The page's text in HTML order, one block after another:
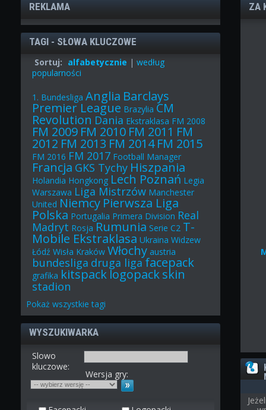
REKLAMA
TAGI - SŁOWA KLUCZOWE
Sortuj: alfabetycznie |według
popularności
1. Bundesliga Anglia Barclays
Premier League Brazylia CM
Revolution Dania Ekstraklasa FM 2008
FM 2009 FM 2010 FM 2011 FM
2012 FM 2013 FM 2014 FM 2015
FM 2016 FM 2017 Football Manager
Francja GKS Tychy Hiszpania
Holandia Hongkong Lech Poznań Legia
Warszawa Liga Mistrzów Manchester
United Niemcy Pierwsza Liga
Polska Portugalia Primera Division Real
Madryt Rosja Rumunia Serie C2 T-
Mobile Ekstraklasa Ukraina Widzew
Łódź Wisła Kraków Włochy austria
bundesliga druga ligafacepack
grafika kitspacklogopackskin
stadion
Pokażwszystkie tagi
WYSZUKIWARKA
Slowo
kluczowe:
Wersja gry:
ZA